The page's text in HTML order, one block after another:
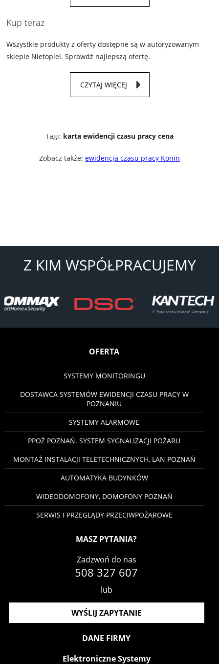
Kup teraz
Wszystkie produkty z oferty dostępne są w autoryzowanym
sklepie Nietopiel. Sprawdź najlepszą ofertę.
CZYTAJ WIĘCEJ
Tagi: karta ewidencji czasu pracy cena
Zobacz także: ewidencja czasu pracy Konin
Z KIM WSPÓŁPRACUJEMY
OFERTA
SYSTEMY MONITORINGU
DOSTAWCA SYSTEMÓW EWIDENCJI CZASU PRACY W
POZNANIU
SYSTEMY ALARMOWE
PPOŻ POZNAŃ. SYSTEM SYGNALIZACJI POŻARU
MONTAŻ INSTALACJI TELETECHNICZNYCH, LAN POZNAŃ
AUTOMATYKA BUDYNKÓW
WIDEODOMOFONY, DOMOFONY POZNAŃ
SERWIS I PRZEGLĄDY PRZECIWPOŻAROWE
MASZ PYTANIA?
Zadzwoń do nas
508 327 607
lub
WYŚLIJ ZAPYTANIE
DANE FIRMY
Elektroniczne Systemy